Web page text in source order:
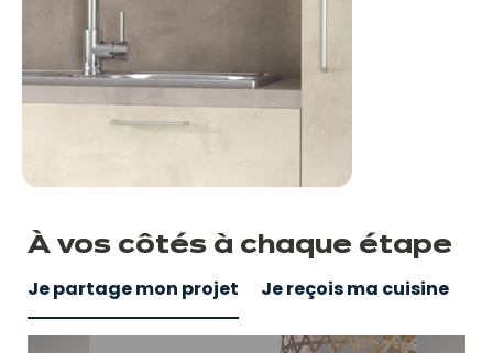
À vos côtés à chaque étape
Je partage mon projet Je reçois ma cuisine